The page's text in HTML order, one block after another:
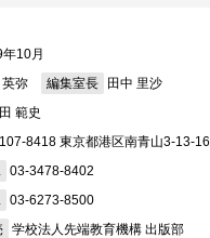
10月
英弥 編集室長
田中 里沙
範史
8418 東京都港区南青山3-13-16
03-3478-8402
03-6273-8500
学校法人先端教育機構 出版部